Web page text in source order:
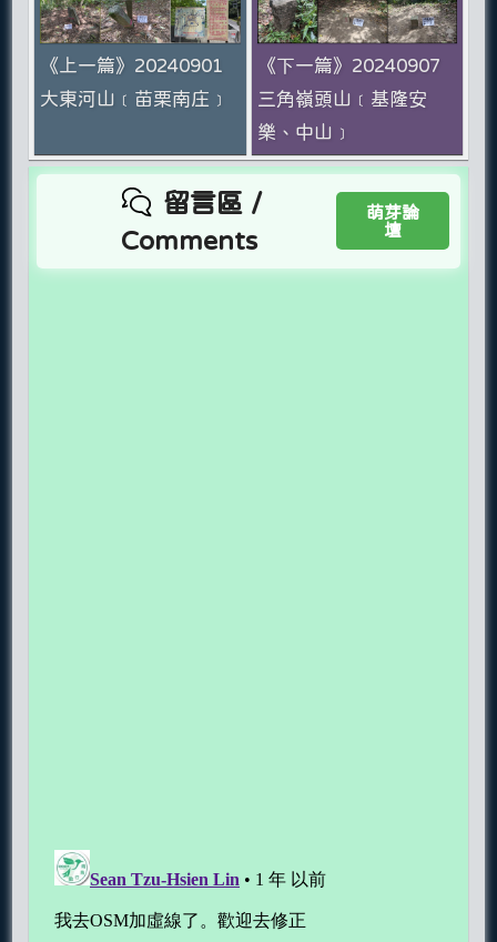
《上一篇》20240901
大東河山﹝苗栗南庄﹞
《下一篇》20240907
三角嶺頭山﹝基隆安
樂、中山﹞
留言區 /
Comments
萌芽論
壇